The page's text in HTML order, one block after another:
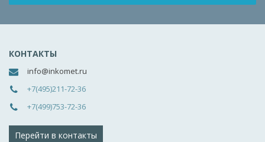
КОНТАКТЫ
info@inkomet.ru
+7(495)211-72-36
+7(499)753-72-36
Перейти в контакты